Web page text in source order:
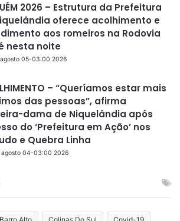
2026 – Estrutura da Prefeitura
oferece acolhimento e
aos romeiros na Rodovia
nesta noite
05-03:00 2026
– “Queríamos estar mais
das pessoas”, afirma
dama de Niquelândia após
do ‘Prefeitura em Ação’ nos
e Quebra Linha
04-03:00 2026